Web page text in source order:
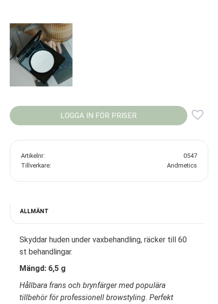
LOGGA IN FÖR PRISER
Artikelnr
0547
Tillverkare
Andmetics
ALLMÄNT
Skyddar huden under vaxbehandling, räcker till 60
st behandlingar.
Mängd: 6,5 g
Hållbara frans och brynfärger med populära
tillbehör för professionell browstyling. Perfekt